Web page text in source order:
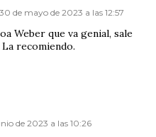
30 de mayo de 2023 a las 12:57
Weber que va genial, sale
recomiendo.
de 2023 a las 10:26